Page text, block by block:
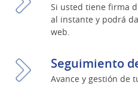
Si usted tiene firma
al instante y podrá
web.
Seguimiento
Avance y gestión de